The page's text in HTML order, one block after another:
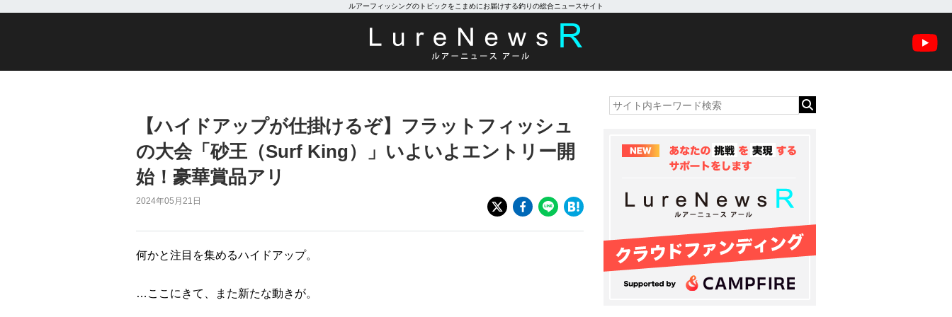
ルアーフィッシングのトピックをこまめにお届けする釣りの総合ニュースサイト
【ハイドアップが仕掛けるぞ】フラットフィッシュ
の大会「砂王（Surf King）」いよいよエントリー開
始！豪華賞品アリ
2024年05月21日
何かと注目を集めるハイドアップ。
…ここにきて、また新たな動きが。